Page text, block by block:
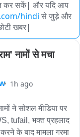
कर सकें| और यदि आप
hindi से जुड़े और
खबर|
नामों से मचा
1h ago
ने सोशल मीडिया पर
tufail, भक्त प्रहलाद
के बाद मामला गरमा